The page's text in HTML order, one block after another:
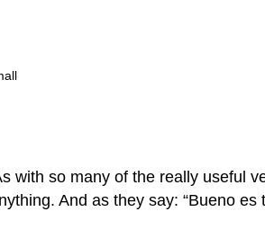
with so many of the really useful
And as they say: “Bueno